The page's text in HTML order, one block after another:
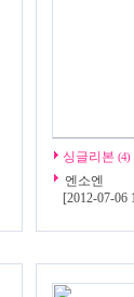
싱글리본 (4)
엔소엔
[2012-07-06